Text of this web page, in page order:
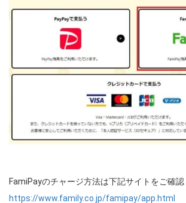
FamiPayのチャージ方法は下記サイトをご確認
https://www.family.co.jp/famipay/app.html